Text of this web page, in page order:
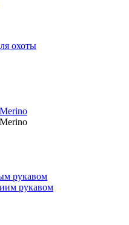
охоты
рукавом
рукавом